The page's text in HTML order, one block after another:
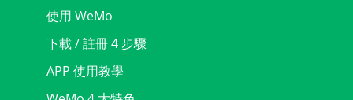
使用 WeMo
下載 / 註冊 4 步驟
APP 使用教學